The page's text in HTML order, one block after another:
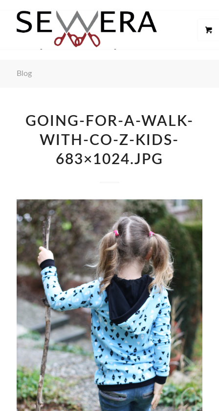
Blog
GOING-FOR-A-WALK-
WITH-CO-Z-KIDS-
683×1024.JPG